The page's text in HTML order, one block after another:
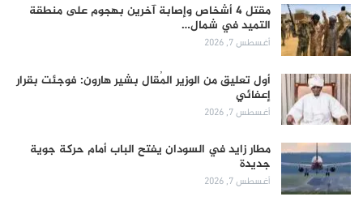
مقتل 4 أشخاص وإصابة آخرين بهجوم على منطقة
التميد في شمال…
أغسطس 7, 2026
أول تعليق من الوزير المُقال بشير هارون: فوجئت بقرار
إعفائي
أغسطس 7, 2026
مطار زايد في السودان يفتح الباب أمام حركة جوية
جديدة
أغسطس 7, 2026